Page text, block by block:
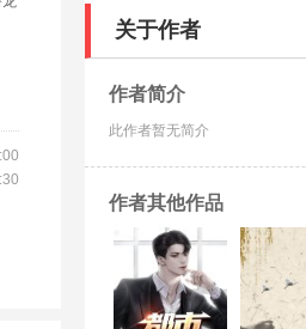
关于作者
作者简介
此作者暂无简介
作者其他作品